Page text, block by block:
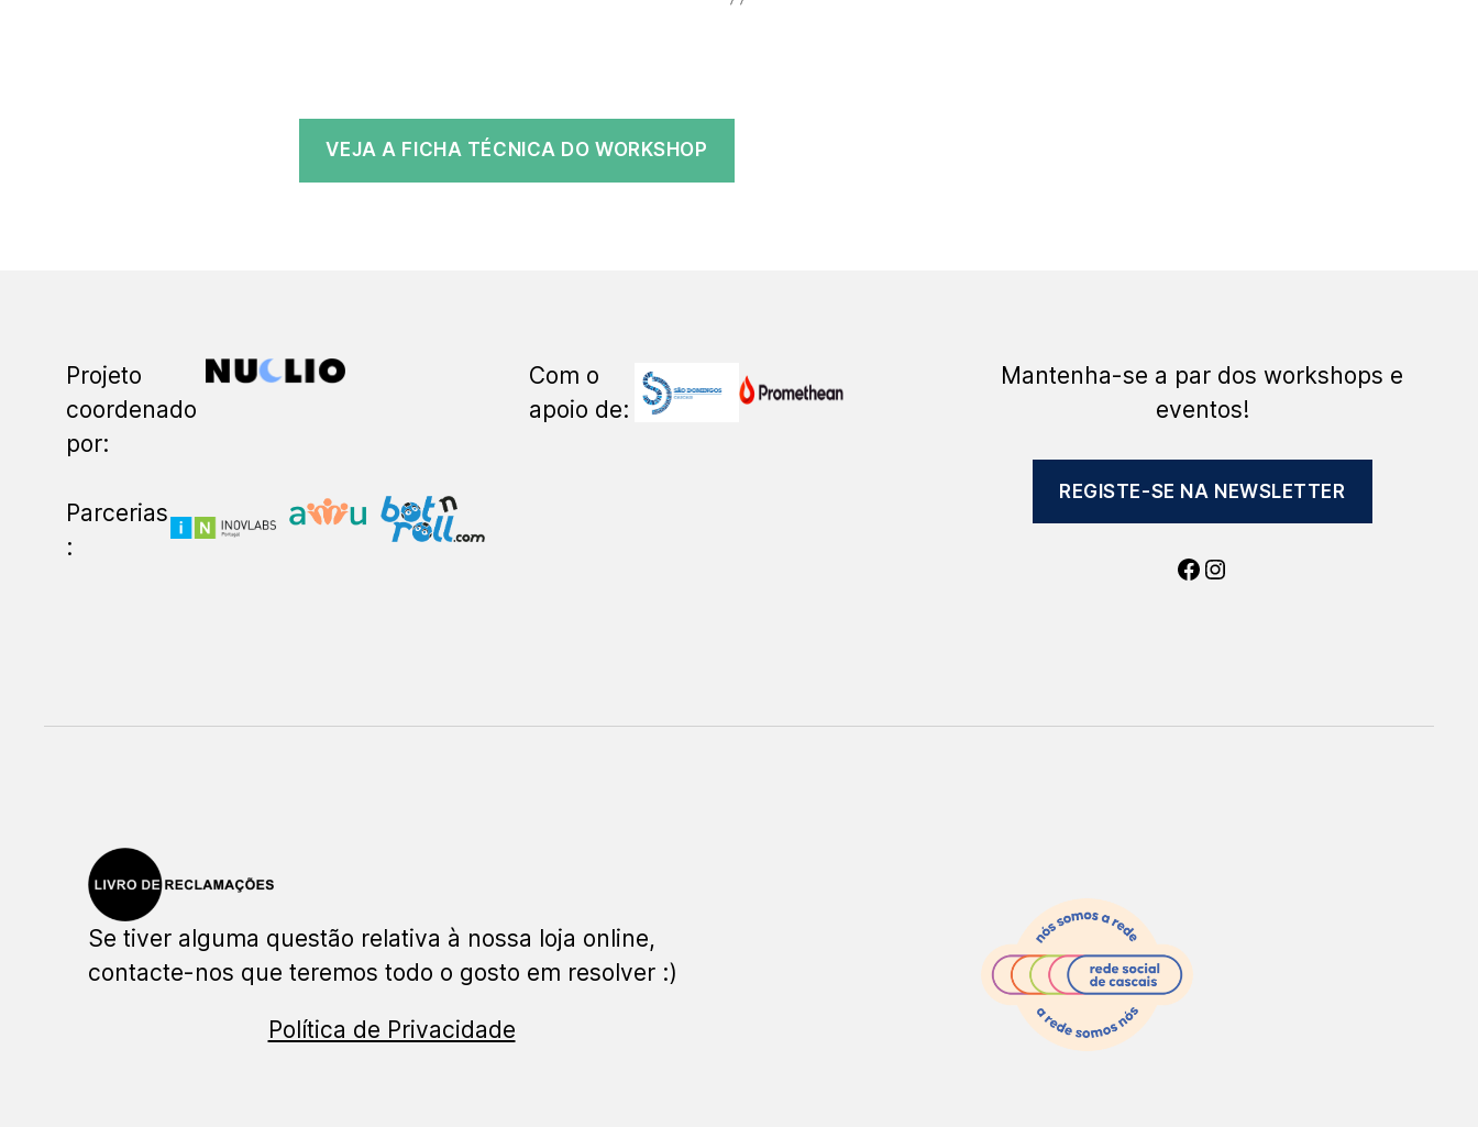
VEJA A FICHA TÉCNICA DO WORKSHOP
Projeto
coordenado
por:
Parcerias
:
Com o
apoio de:
Mantenha-se a par dos workshops e
eventos!
REGISTE-SE NA NEWSLETTER
Facebook
Instagram
Se tiver alguma questão relativa à nossa loja online,
contacte-nos que teremos todo o gosto em resolver :)
Política de Privacidade